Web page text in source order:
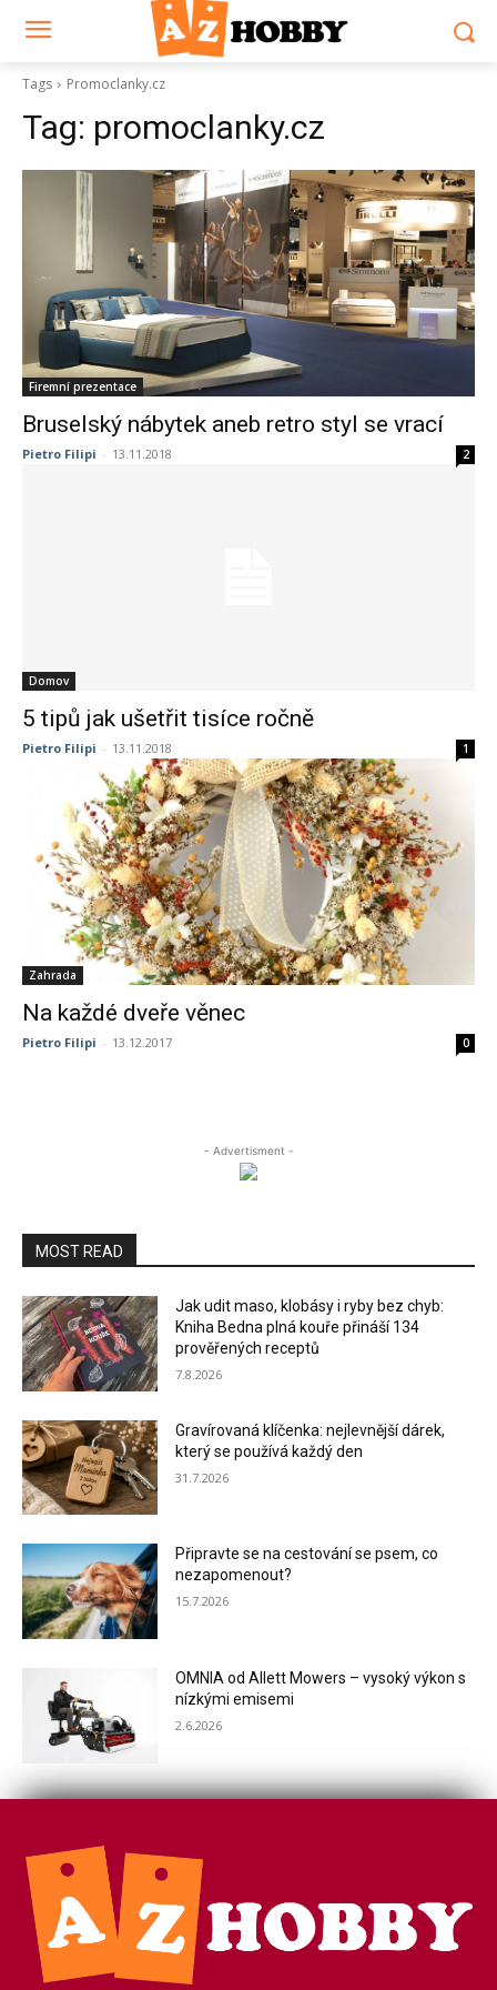
Tags Promoclanky.cz
Tag: promoclanky.cz
Firemní prezentace
Bruselský nábytek aneb retro styl se vrací
Pietro Filipi - 13.11.2018 2
Domov
5 tipů jak ušetřit tisíce ročně
Pietro Filipi - 13.11.2018 1
Zahrada
Na každé dveře věnec
Pietro Filipi - 13.12.2017 0
- Advertisment -
MOST READ
Jak udit maso, klobásy i ryby bez chyb:
Kniha Bedna plná kouře přináší 134
prověřených receptů
7.8.2026
Gravírovaná klíčenka: nejlevnější dárek,
který se používá každý den
31.7.2026
Připravte se na cestování se psem, co
nezapomenout?
15.7.2026
OMNIA od Allett Mowers – vysoký výkon s
nízkými emisemi
2.6.2026